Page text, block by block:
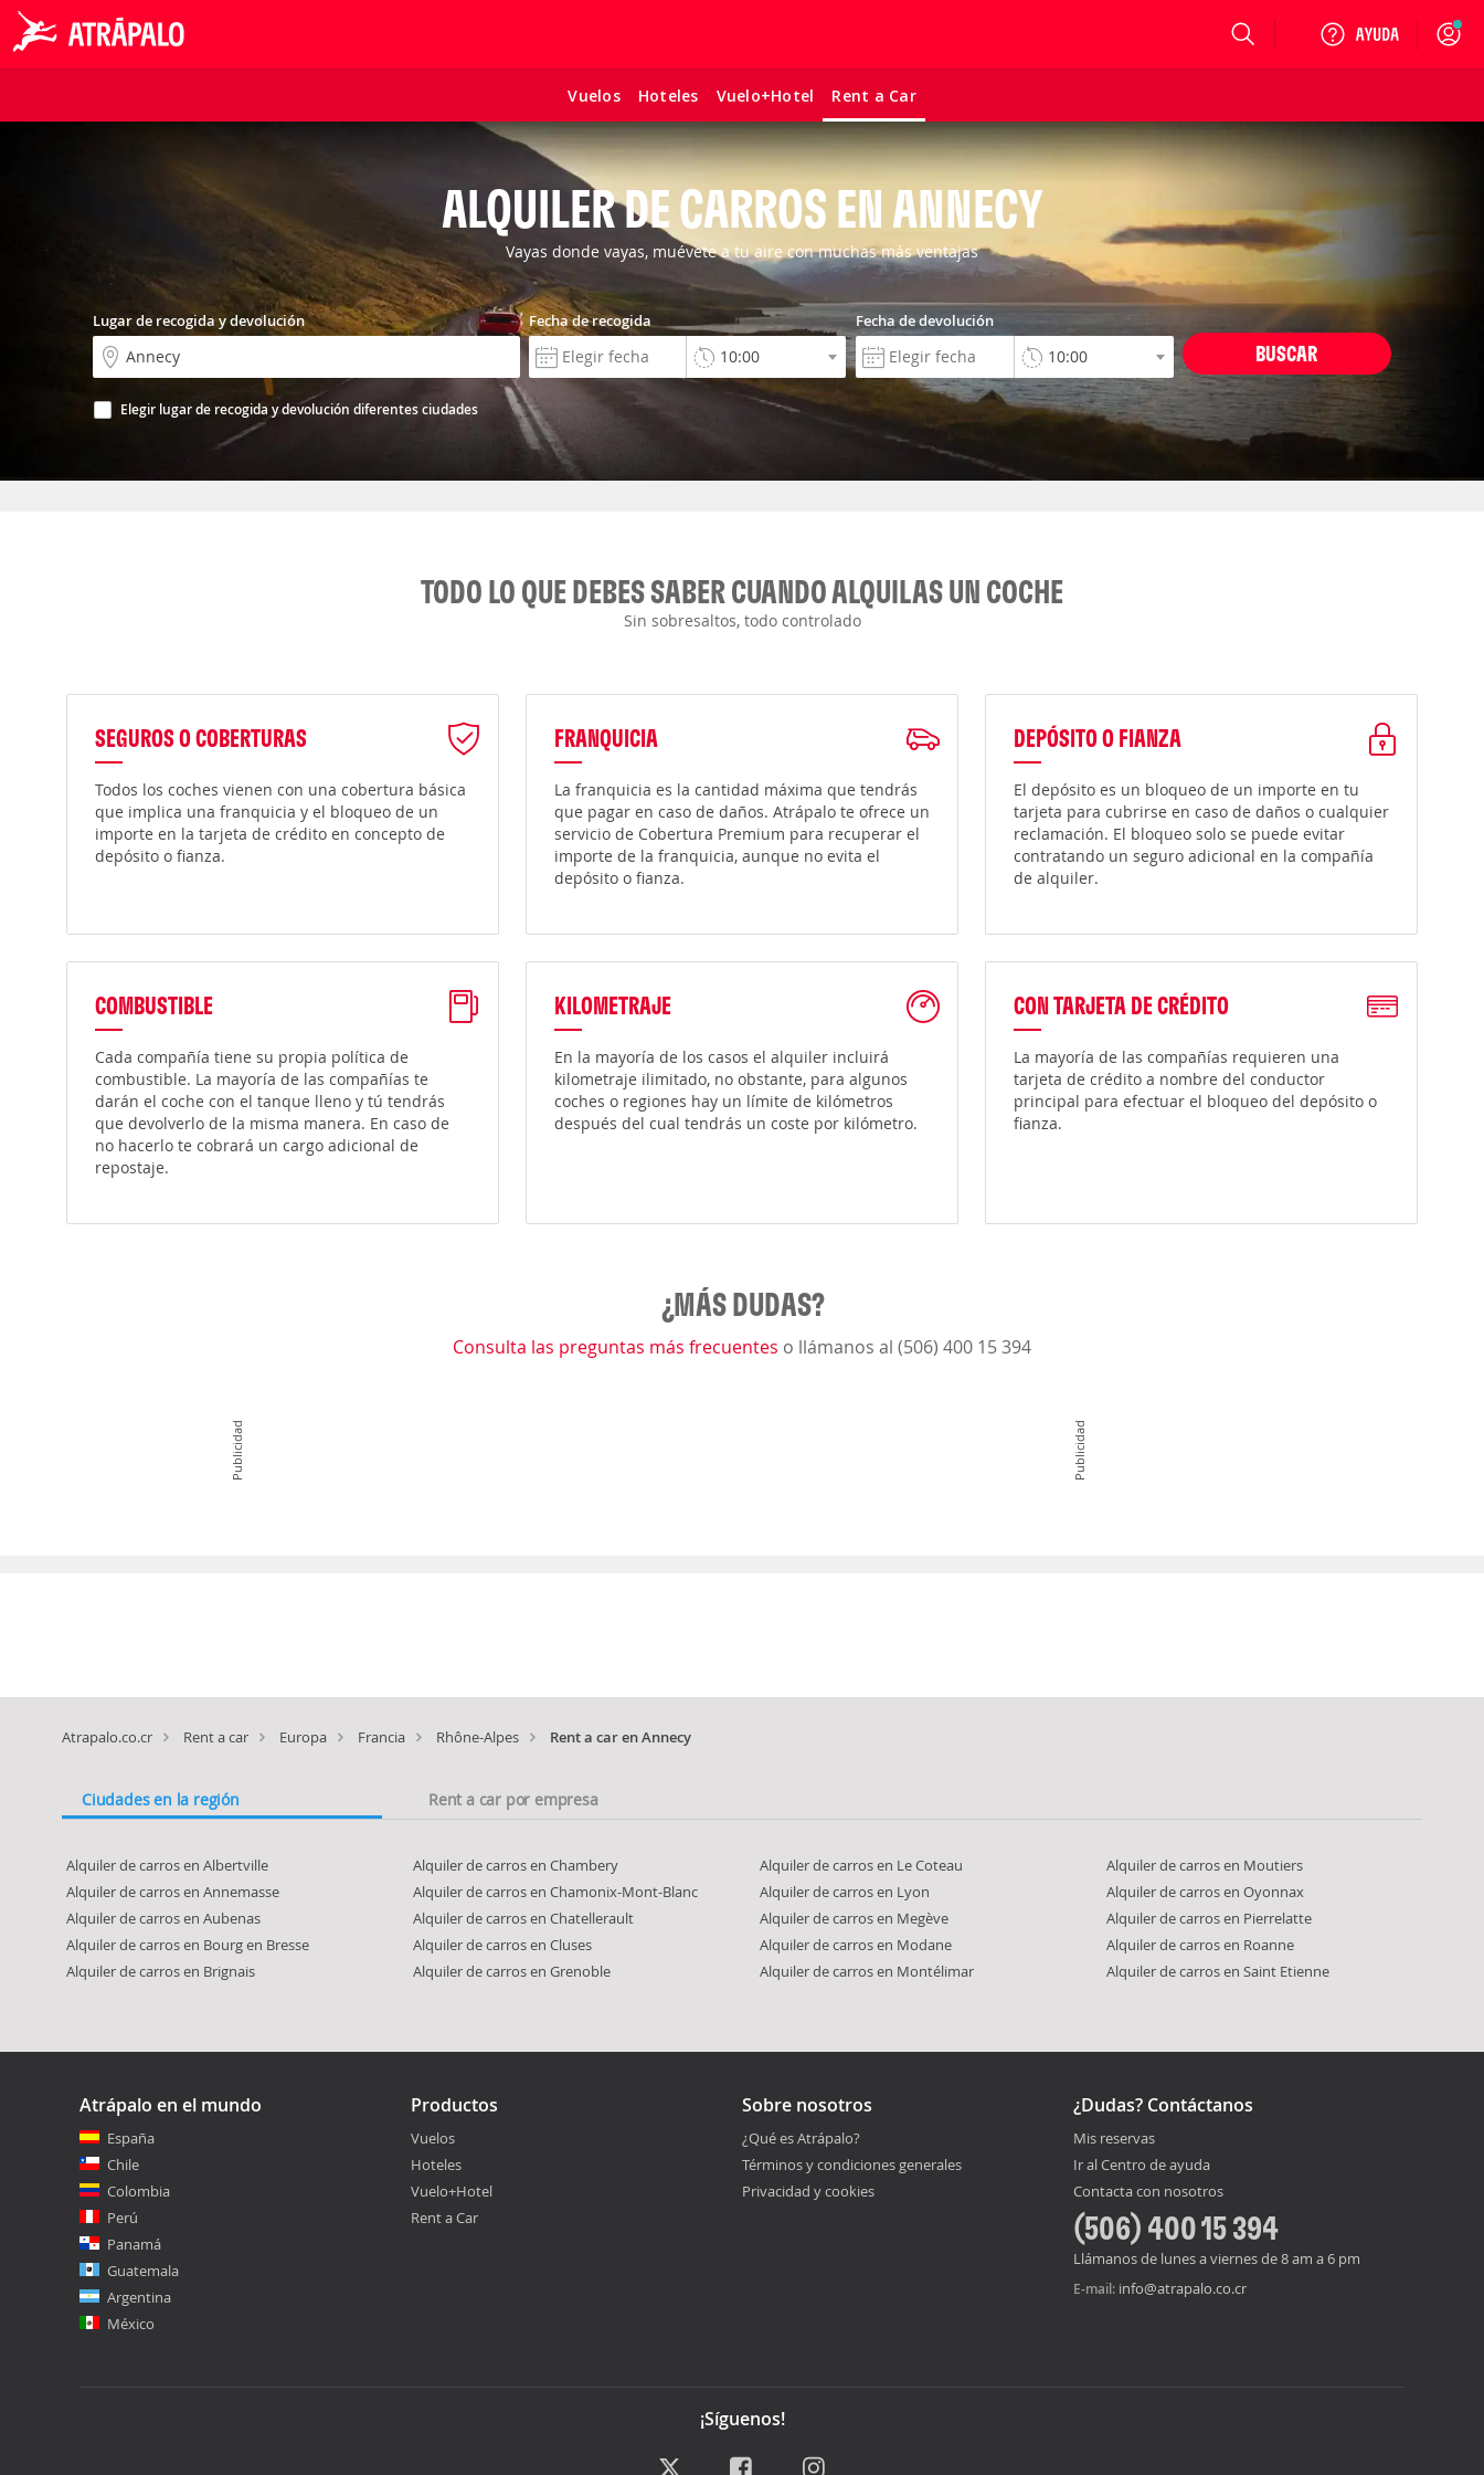
Vuelos Hoteles Vuelo+Hotel Rent a Car
Login
ALQUILER DE CARROS EN ANNECY
Vayas donde vayas, muévete a tu aire con muchas más ventajas
Lugar de recogida y devolución
Elegir lugar de recogida y devolución diferentes ciudades
Fecha de recogida Fecha de devolución
BUSCAR
TODO LO QUE DEBES SABER CUANDO ALQUILAS UN COCHE
Sin sobresaltos, todo controlado
SEGUROS O COBERTURAS
Todos los coches vienen con una cobertura básica
que implica una franquicia y el bloqueo de un
importe en la tarjeta de crédito en concepto de
depósito o fianza.
FRANQUICIA
La franquicia es la cantidad máxima que tendrás
que pagar en caso de daños. Atrápalo te ofrece un
servicio de Cobertura Premium para recuperar el
importe de la franquicia, aunque no evita el
depósito o fianza.
DEPÓSITO O FIANZA
El depósito es un bloqueo de un importe en tu
tarjeta para cubrirse en caso de daños o cualquier
reclamación. El bloqueo solo se puede evitar
contratando un seguro adicional en la compañía
de alquiler.
COMBUSTIBLE
Cada compañía tiene su propia política de
combustible. La mayoría de las compañías te
darán el coche con el tanque lleno y tú tendrás
que devolverlo de la misma manera. En caso de
no hacerlo te cobrará un cargo adicional de
repostaje.
KILOMETRAJE
En la mayoría de los casos el alquiler incluirá
kilometraje ilimitado, no obstante, para algunos
coches o regiones hay un límite de kilómetros
después del cual tendrás un coste por kilómetro.
CON TARJETA DE CRÉDITO
La mayoría de las compañías requieren una
tarjeta de crédito a nombre del conductor
principal para efectuar el bloqueo del depósito o
fianza.
¿MÁS DUDAS?
Consulta las preguntas más frecuentes o llámanos al (506) 400 15 394
Publicidad Publicidad
Atrapalo.co.cr Rent a car Europa Francia Rhône-Alpes Rent a car en Annecy
Ciudades en la región Rent a car por empresa
Alquiler de carros en Albertville
Alquiler de carros en Annemasse
Alquiler de carros en Aubenas
Alquiler de carros en Bourg en Bresse
Alquiler de carros en Brignais
Alquiler de carros en Chambery
Alquiler de carros en Chamonix-Mont-Blanc
Alquiler de carros en Chatellerault
Alquiler de carros en Cluses
Alquiler de carros en Grenoble
Alquiler de carros en Le Coteau
Alquiler de carros en Lyon
Alquiler de carros en Megève
Alquiler de carros en Modane
Alquiler de carros en Montélimar
Alquiler de carros en Moutiers
Alquiler de carros en Oyonnax
Alquiler de carros en Pierrelatte
Alquiler de carros en Roanne
Alquiler de carros en Saint Etienne
Atrápalo en el mundo
España
Chile
Colombia
Perú
Panamá
Guatemala
Argentina
México
Productos
Vuelos
Hoteles
Vuelo+Hotel
Rent a Car
Sobre nosotros
¿Qué es Atrápalo?
Términos y condiciones generales
Privacidad y cookies
¿Dudas? Contáctanos
Mis reservas
Ir al Centro de ayuda
Contacta con nosotros
(506) 400 15 394
Llámanos de lunes a viernes de 8 am a 6 pm
E-mail: info@atrapalo.co.cr
¡Síguenos!